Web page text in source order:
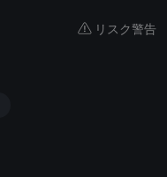
リスク警告